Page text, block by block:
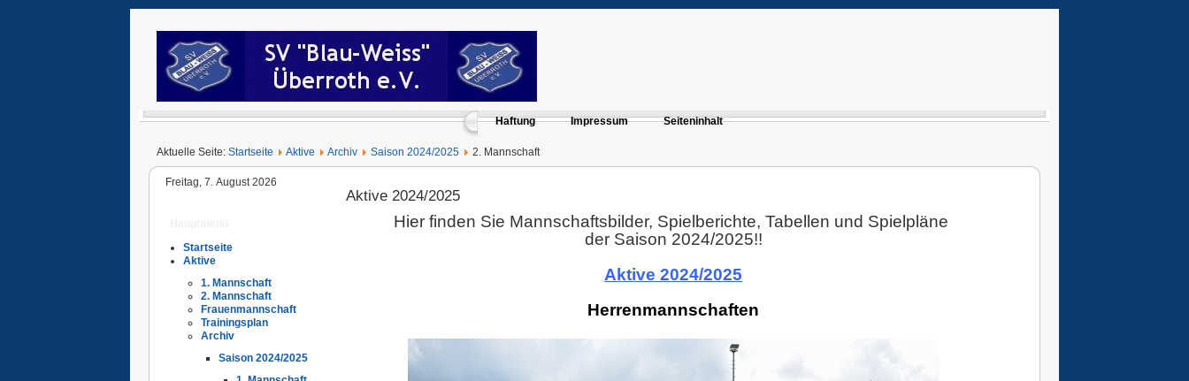
Haftung Impressum Seiteninhalt
Aktuelle Seite: Startseite Aktive Archiv Saison 2024/2025 2. Mannschaft
Freitag, 7. August 2026
Startseite
Aktive
1. Mannschaft
2. Mannschaft
Frauenmannschaft
Trainingsplan
Archiv
Saison 2024/2025
Aktive 2024/2025
Hier finden Sie Mannschaftsbilder, Spielberichte, Tabellen und Spielpläne
der Saison 2024/2025!!
Aktive 2024/2025
Herrenmannschaften